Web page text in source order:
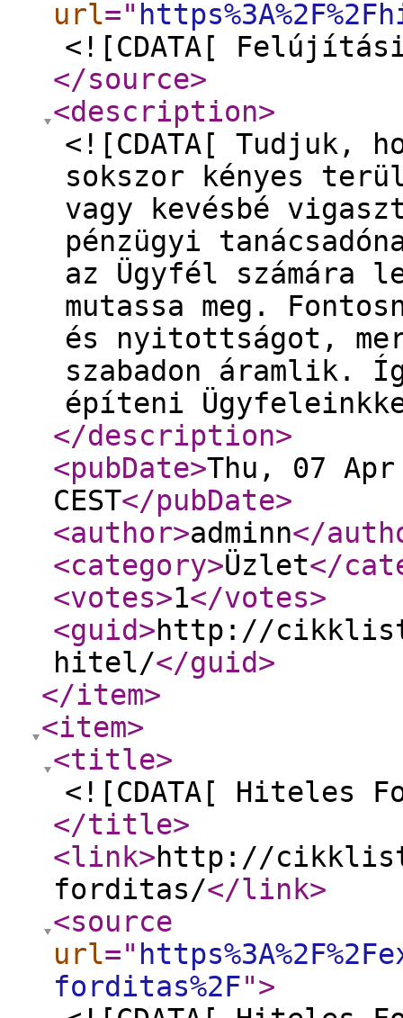
url="
<![CDATA[
</source>
<description>
<![CDATA[ Tudjuk,
sokszor kényes
vagy kevésbé
pénzügyi
az Ügyfél számára
mutassa meg.
és nyitottságot,
szabadon áramlik.
építeni
</description>
<pubDate>Thu, 07
CEST</pubDate>
<author>adminn</
<category>Üzlet</
<votes>1</votes>
<guid>http://
hitel/</guid>
</item>
<item>
<title>
<![CDATA[ Hiteles
</title>
<link>http://
forditas/</link>
<source
url="
forditas%2F">